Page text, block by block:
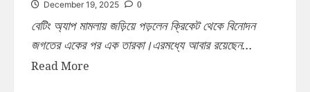
December 19, 2025 0
বেটিং অ্যাপ মামলায় জড়িয়ে পড়লেন ক্রিকেট থেকে বিনোদন
জগতের একের পর এক তারকা।এরমধ্যে আবার রয়েছেন...
Read More